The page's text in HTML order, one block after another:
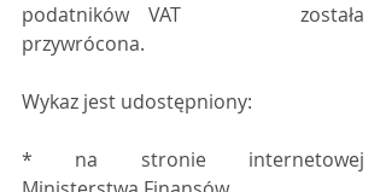
podatników VAT      została
przywrócona.
Wykaz jest udostępniony:
* na stronie internetowej